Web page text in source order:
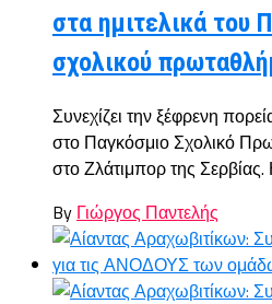
στα ημιτελικά του
σχολικού
Συνεχίζει την ξέφρενη
στο Παγκόσμιο Σχολικό
στο Ζλάτιμπορ της
By Γιώργος Παντελής